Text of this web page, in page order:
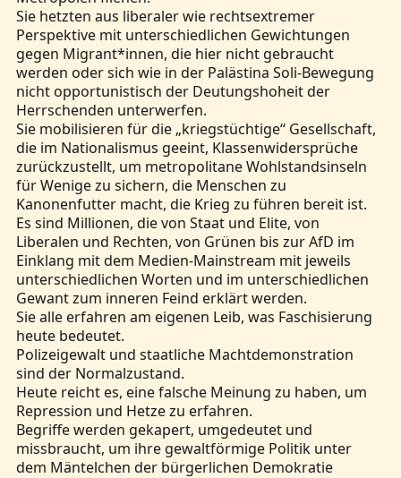
Sie hetzten aus liberaler wie rechtsextremer
Perspektive mit unterschiedlichen Gewichtungen
gegen Migrant*innen, die hier nicht gebraucht
werden oder sich wie in der Palästina Soli-Bewegung
nicht opportunistisch der Deutungshoheit der
Herrschenden unterwerfen.
Sie mobilisieren für die „kriegstüchtige“ Gesellschaft,
die im Nationalismus geeint, Klassenwidersprüche
zurückzustellt, um metropolitane Wohlstandsinseln
für Wenige zu sichern, die Menschen zu
Kanonenfutter macht, die Krieg zu führen bereit ist.
Es sind Millionen, die von Staat und Elite, von
Liberalen und Rechten, von Grünen bis zur AfD im
Einklang mit dem Medien-Mainstream mit jeweils
unterschiedlichen Worten und im unterschiedlichen
Gewant zum inneren Feind erklärt werden.
Sie alle erfahren am eigenen Leib, was Faschisierung
heute bedeutet.
Polizeigewalt und staatliche Machtdemonstration
sind der Normalzustand.
Heute reicht es, eine falsche Meinung zu haben, um
Repression und Hetze zu erfahren.
Begriffe werden gekapert, umgedeutet und
missbraucht, um ihre gewaltförmige Politik unter
dem Mäntelchen der bürgerlichen Demokratie